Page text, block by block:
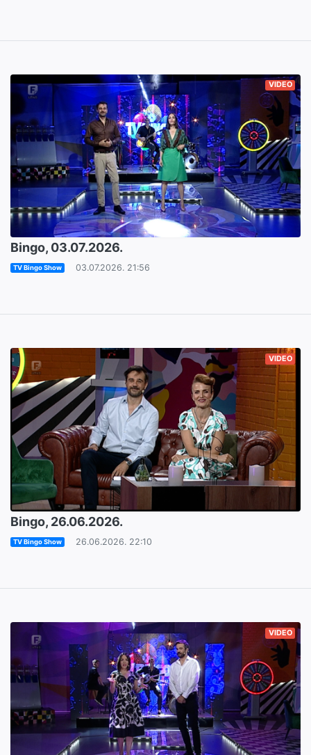
VIDEO
Bingo, 03.07.2026.
TV Bingo Show 03.07.2026. 21:56
VIDEO
Bingo, 26.06.2026.
TV Bingo Show 26.06.2026. 22:10
VIDEO